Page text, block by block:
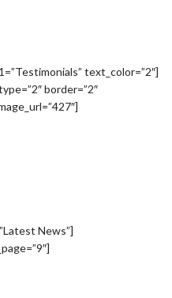
text_color=”2″]
border=”2″
News”]